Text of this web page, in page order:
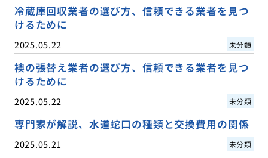
冷蔵庫回収業者の選び方、信頼できる業者を見つ
けるために
2025.05.22 未分類
襖の張替え業者の選び方、信頼できる業者を見つ
けるために
2025.05.22 未分類
専門家が解説、水道蛇口の種類と交換費用の関係
2025.05.21 未分類